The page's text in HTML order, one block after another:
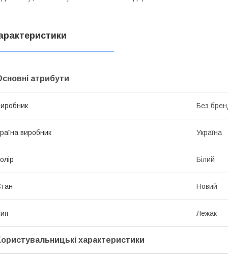
атрибути
Без
виробник Україна
Білий
Новий
Лежак
характеристики